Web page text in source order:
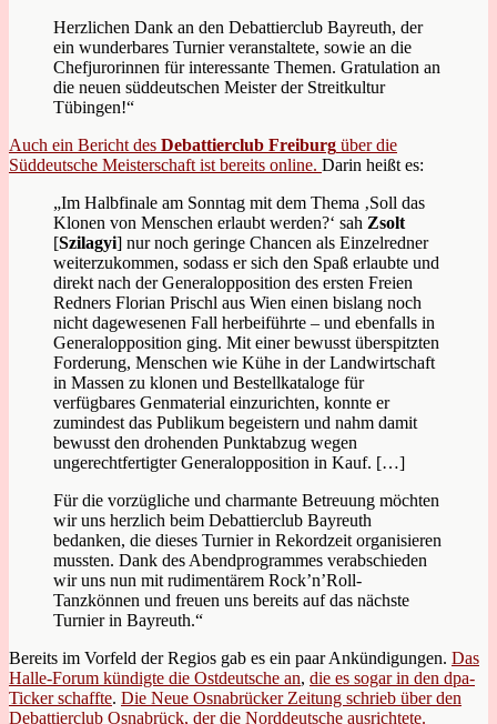
Herzlichen Dank an den Debattierclub Bayreuth, der
ein wunderbares Turnier veranstaltete, sowie an die
Chefjurorinnen für interessante Themen. Gratulation an
die neuen süddeutschen Meister der Streitkultur
Tübingen!“
Auch ein Bericht des Debattierclub Freiburg über die
Süddeutsche Meisterschaft ist bereits online. Darin heißt es:
„Im Halbfinale am Sonntag mit dem Thema ‚Soll das
Klonen von Menschen erlaubt werden?‘ sah Zsolt
[Szilagyi] nur noch geringe Chancen als Einzelredner
weiterzukommen, sodass er sich den Spaß erlaubte und
direkt nach der Generalopposition des ersten Freien
Redners Florian Prischl aus Wien einen bislang noch
nicht dagewesenen Fall herbeiführte – und ebenfalls in
Generalopposition ging. Mit einer bewusst überspitzten
Forderung, Menschen wie Kühe in der Landwirtschaft
in Massen zu klonen und Bestellkataloge für
verfügbares Genmaterial einzurichten, konnte er
zumindest das Publikum begeistern und nahm damit
bewusst den drohenden Punktabzug wegen
ungerechtfertigter Generalopposition in Kauf. […]
Für die vorzügliche und charmante Betreuung möchten
wir uns herzlich beim Debattierclub Bayreuth
bedanken, die dieses Turnier in Rekordzeit organisieren
mussten. Dank des Abendprogrammes verabschieden
wir uns nun mit rudimentärem Rock’n’Roll-
Tanzkönnen und freuen uns bereits auf das nächste
Turnier in Bayreuth.“
Bereits im Vorfeld der Regios gab es ein paar Ankündigungen. Das
Halle-Forum kündigte die Ostdeutsche an, die es sogar in den dpa-
Ticker schaffte. Die Neue Osnabrücker Zeitung schrieb über den
Debattierclub Osnabrück, der die Norddeutsche ausrichtete.